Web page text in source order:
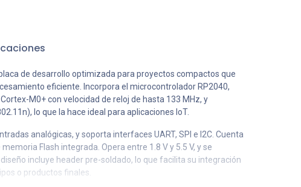
placa de desarrollo optimizada para proyectos compactos que
eficiente. Incorpora el microcontrolador RP2040,
M0+ con velocidad de reloj de hasta 133 MHz, y
lo que la hace ideal para aplicaciones IoT.
analógicas, y soporta interfaces UART, SPI e I2C. Cuenta
Flash integrada. Opera entre 1.8 V y 5.5 V, y se
incluye header pre-soldado, lo que facilita su integración
o productos finales.